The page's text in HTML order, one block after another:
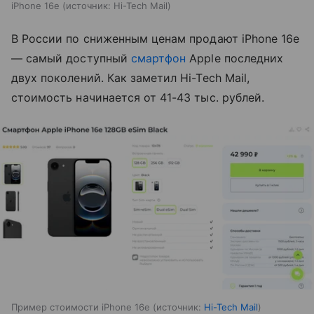
iPhone 16e источник: Hi-Tech Mail
В России по сниженным ценам продают iPhone 16e
— самый доступный смартфон Apple последних
двух поколений. Как заметил Hi-Tech Mail,
стоимость начинается от 41-43 тыс. рублей.
Пример стоимости iPhone 16e источник: Hi-Tech Mail